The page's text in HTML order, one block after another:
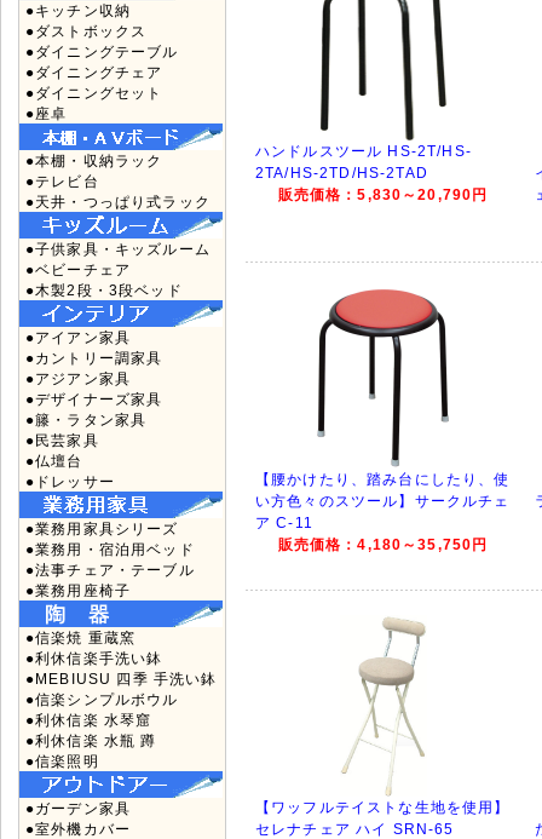
●キッチン収納
●ダストボックス
●ダイニングテーブル
●ダイニングチェア
●ダイニングセット
●座卓
●本棚・収納ラック
●テレビ台
●天井・つっぱり式ラック
●子供家具・キッズルーム
●ベビーチェア
●木製2段・3段ベッド
●アイアン家具
●カントリー調家具
●アジアン家具
●デザイナーズ家具
●籐・ラタン家具
●民芸家具
●仏壇台
●ドレッサー
●業務用家具シリーズ
●業務用・宿泊用ベッド
●法事チェア・テーブル
●業務用座椅子
●信楽焼 重蔵窯
●利休信楽手洗い鉢
●MEBIUSU 四季 手洗い鉢
●信楽シンプルボウル
●利休信楽 水琴窟
●利休信楽 水瓶 蹲
●信楽照明
●ガーデン家具
●室外機カバー
ハンドルスツール HS-2T/HS-
2TA/HS-2TD/HS-2TAD
販売価格：5,830～20,790円
【腰かけたり、踏み台にしたり、使
い方色々のスツール】サークルチェ
ア C-11
販売価格：4,180～35,750円
【ワッフルテイストな生地を使用】
セレナチェア ハイ SRN-65